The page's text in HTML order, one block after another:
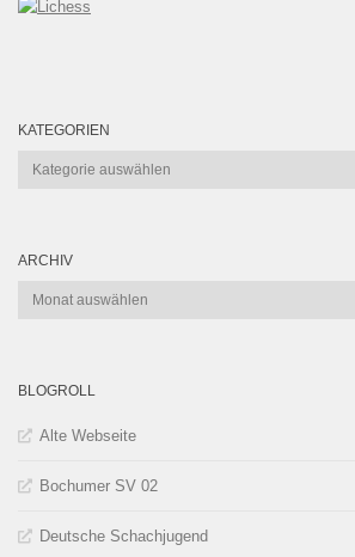
KATEGORIEN
Kategorien
ARCHIV
Archiv
BLOGROLL
Alte Webseite
Bochumer SV 02
Deutsche Schachjugend